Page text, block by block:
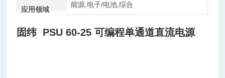
应用领域
能源,电子/电池,综合
固纬 PSU 60-25 可编程单通道直流电源